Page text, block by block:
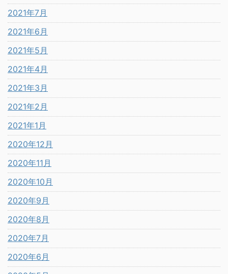
2021年7月
2021年6月
2021年5月
2021年4月
2021年3月
2021年2月
2021年1月
2020年12月
2020年11月
2020年10月
2020年9月
2020年8月
2020年7月
2020年6月